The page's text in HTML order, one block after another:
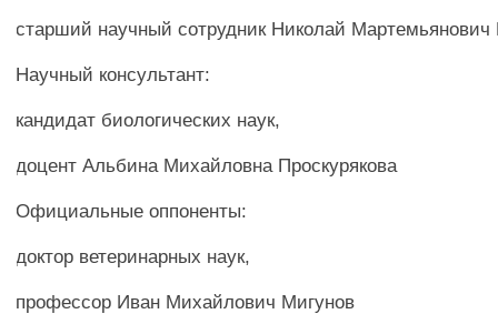
старший научный сотрудник Николай Мартемьянович
Научный консультант:
кандидат биологических наук,
доцент Альбина Михайловна Проскурякова
Официальные оппоненты:
доктор ветеринарных наук,
профессор Иван Михайлович Мигунов